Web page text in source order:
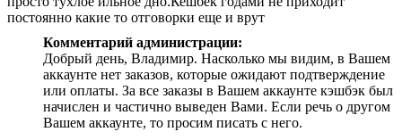
постоянно какие то отговорки еще и врут
Комментарий администрации:
Добрый день, Владимир. Насколько мы видим, в Вашем
аккаунте нет заказов, которые ожидают подтверждение
или оплаты. За все заказы в Вашем аккаунте кэшбэк был
начислен и частично выведен Вами. Если речь о другом
Вашем аккаунте, то просим писать с него.